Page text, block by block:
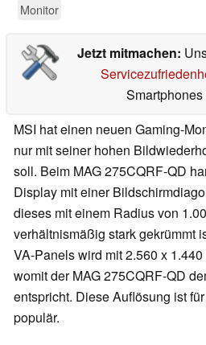
Monitor
Jetzt mitmachen:
MSI hat einen neuen Gaming-
nur mit seiner hohen
soll. Beim MAG 275CQRF-QD
Display mit einer
dieses mit einem Radius von
verhältnismäßig stark gekrümmt
VA-Panels wird mit 2.560 x
womit der MAG 275CQRF-QD
entspricht. Diese Auflösung ist
populär.